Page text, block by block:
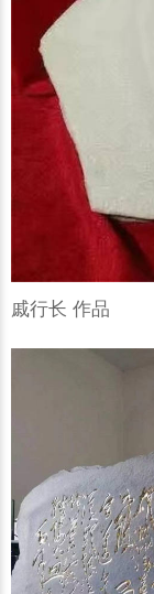
戚行长 作品